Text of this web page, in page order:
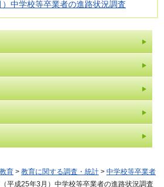
中学校等卒業者の進路状況調査
教育 > 教育に関する調査・統計 > 中学校等卒業者
平成25年3月）中学校等卒業者の進路状況調査